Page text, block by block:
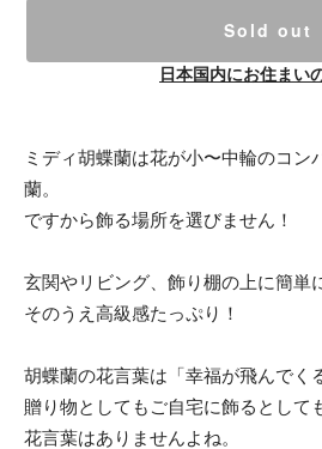
Sold out
日本国内にお住まい
ミディ胡蝶蘭は花が小〜中輪のコン
蘭。
ですから飾る場所を選びません！
玄関やリビング、飾り棚の上に簡単
そのうえ高級感たっぷり！
胡蝶蘭の花言葉は「幸福が飛んでく
贈り物としてもご自宅に飾るとして
花言葉はありませんよね。